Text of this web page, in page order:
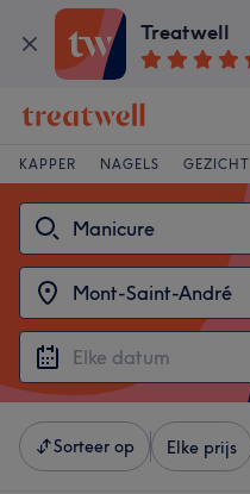
Treatwell
KAPPER NAGELS GEZICHT
Sorteer op Elke prijs